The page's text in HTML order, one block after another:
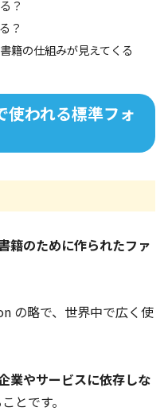
？
？
籍の仕組みが見えてくる
使われる標準フォ
籍のために作られたファ
の略で、世界中で広く使
業やサービスに依存しな
とです。